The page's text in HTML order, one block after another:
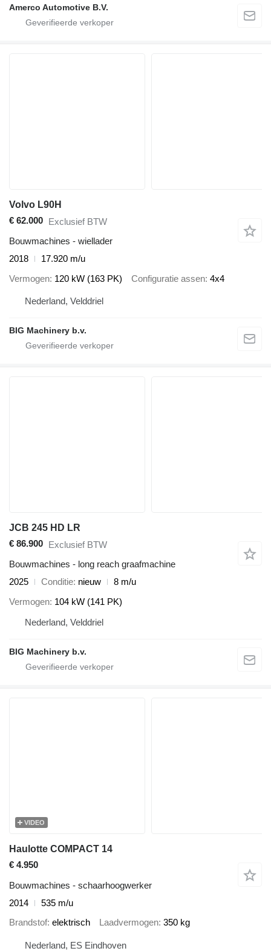
Amerco Automotive B.V.
Volvo L90H
€ 62.000 Exclusief BTW
Bouwmachines - wiellader
2018
17.920 m/u
Vermogen 120 kW (163 PK) Configuratie assen 4x4
Nederland, Velddriel
BIG Machinery b.v.
JCB 245 HD LR
€ 86.900 Exclusief BTW
Bouwmachines - long reach graafmachine
2025
Conditie nieuw
8 m/u
Vermogen 104 kW (141 PK)
Nederland, Velddriel
BIG Machinery b.v.
VIDEO
Haulotte COMPACT 14
€ 4.950
Bouwmachines - schaarhoogwerker
2014
535 m/u
Brandstof elektrisch Laadvermogen 350 kg
Nederland, ES Eindhoven